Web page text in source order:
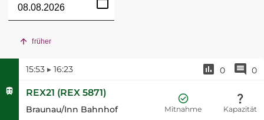
früher
15:53 ▸ 16:23 0 0
REX21 (REX 5871)
Braunau/Inn Bahnhof Mitnahme Kapazität